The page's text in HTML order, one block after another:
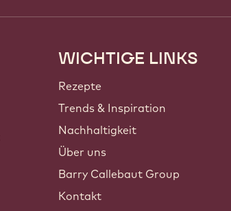
Footer
Callebaut
WICHTIGE LINKS
Rezepte
Trends & Inspiration
Nachhaltigkeit
Über uns
Barry Callebaut Group
Kontakt